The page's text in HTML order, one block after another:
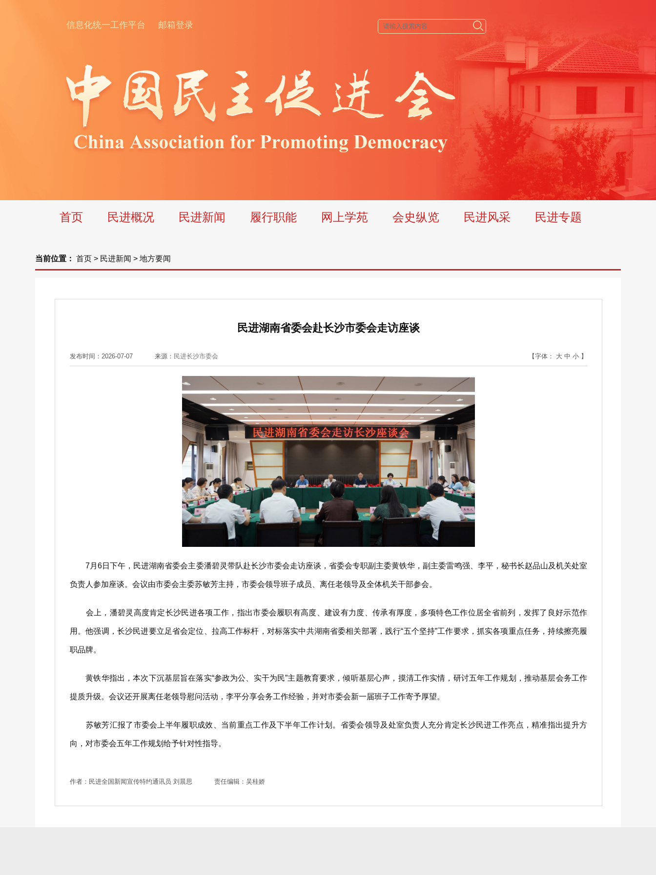
信息化统一工作平台 邮箱登录
首页 民进概况 民进新闻 履行职能 网上学苑 会史纵览 民进风采 民进专题
当前位置： 首页 > 民进新闻 > 地方要闻
民进湖南省委会赴长沙市委会走访座谈
发布时间：2026-07-07 来源： 民进长沙市委会 【字体： 大 中 小 】
7月6日下午，民进湖南省委会主委潘碧灵带队赴长沙市委会走访座谈，省委会专职副主委黄铁华，副主委雷鸣强、李平，秘书长赵品山及机关处室
负责人参加座谈。会议由市委会主委苏敏芳主持，市委会领导班子成员、离任老领导及全体机关干部参会。
会上，潘碧灵高度肯定长沙民进各项工作，指出市委会履职有高度、建设有力度、传承有厚度，多项特色工作位居全省前列，发挥了良好示范作
用。他强调，长沙民进要立足省会定位、拉高工作标杆，对标落实中共湖南省委相关部署，践行“五个坚持”工作要求，抓实各项重点任务，持续擦亮履
职品牌。
黄铁华指出，本次下沉基层旨在落实“参政为公、实干为民”主题教育要求，倾听基层心声，摸清工作实情，研讨五年工作规划，推动基层会务工作
提质升级。会议还开展离任老领导慰问活动，李平分享会务工作经验，并对市委会新一届班子工作寄予厚望。
苏敏芳汇报了市委会上半年履职成效、当前重点工作及下半年工作计划。省委会领导及处室负责人充分肯定长沙民进工作亮点，精准指出提升方
向，对市委会五年工作规划给予针对性指导。
作者：民进全国新闻宣传特约通讯员 刘晨思 责任编辑：吴桂娇